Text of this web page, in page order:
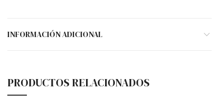
INFORMACIÓN ADICIONAL
PRODUCTOS RELACIONADOS